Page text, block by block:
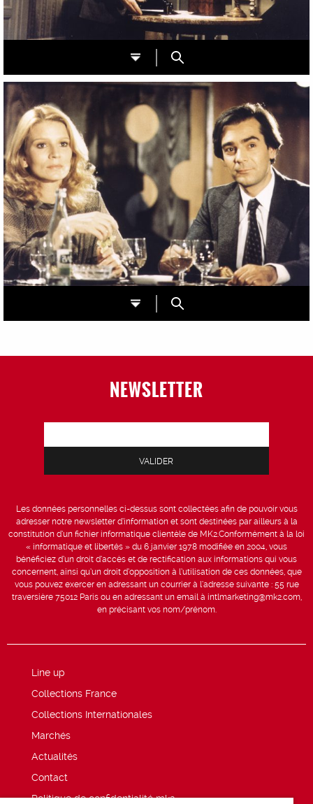
NEWSLETTER
Les données personnelles ci-dessus sont collectées afin de pouvoir vous
adresser notre newsletter d’information et sont destinées par ailleurs à la
constitution d’un fichier informatique clientèle de MK2.Conformément à la loi
« informatique et libertés » du 6 janvier 1978 modifiée en 2004, vous
bénéficiez d’un droit d’accès et de rectification aux informations qui vous
concernent, ainsi qu’un droit d’opposition à l’utilisation de ces données, que
vous pouvez exercer en adressant un courrier à l’adresse suivante : 55 rue
traversière 75012 Paris ou en adressant un email à intlmarketing@mk2.com,
en précisant vos nom/prénom.
Line up
Collections France
Collections Internationales
Marchés
Actualités
Contact
Politique de confidentialité mk2